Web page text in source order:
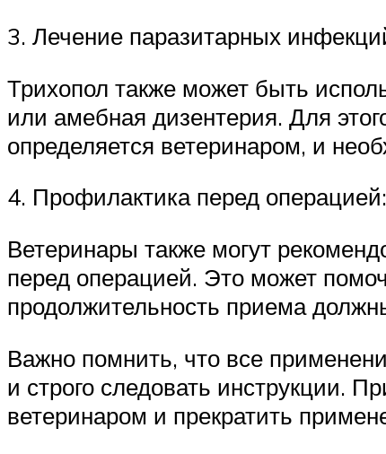
3. Лечение паразитарных
Трихопол также может быть
или амебная дизентерия. Для
определяется ветеринаром, и
4. Профилактика перед операцией:
Ветеринары также могут
перед операцией. Это может
продолжительность приема
Важно помнить, что все
и строго следовать инструкции.
ветеринаром и прекратить